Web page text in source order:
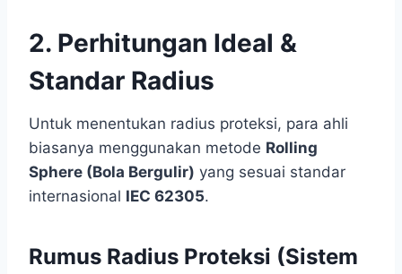
2. Perhitungan Ideal &
Standar Radius
Untuk menentukan radius proteksi, para ahli
biasanya menggunakan metode Rolling
Sphere (Bola Bergulir) yang sesuai standar
internasional IEC 62305.
Rumus Radius Proteksi (Sistem